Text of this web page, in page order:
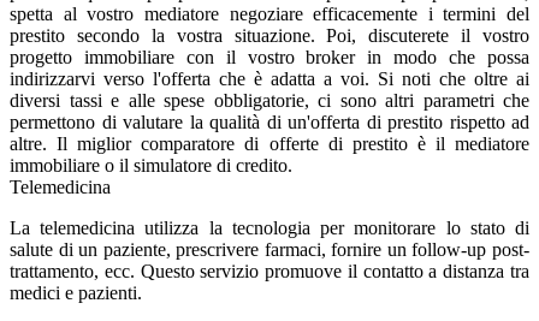
spetta al vostro mediatore negoziare efficacemente i termini del
prestito secondo la vostra situazione. Poi, discuterete il vostro
progetto immobiliare con il vostro broker in modo che possa
indirizzarvi verso l'offerta che è adatta a voi. Si noti che oltre ai
diversi tassi e alle spese obbligatorie, ci sono altri parametri che
permettono di valutare la qualità di un'offerta di prestito rispetto ad
altre. Il miglior comparatore di offerte di prestito è il mediatore
immobiliare o il simulatore di credito.
Telemedicina
La telemedicina utilizza la tecnologia per monitorare lo stato di
salute di un paziente, prescrivere farmaci, fornire un follow-up post-
trattamento, ecc. Questo servizio promuove il contatto a distanza tra
medici e pazienti.